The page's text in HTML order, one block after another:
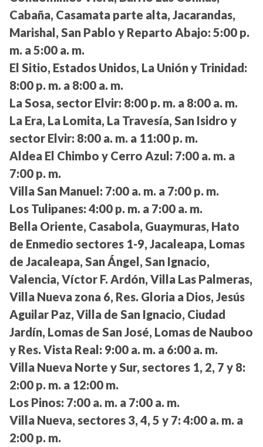
Cabaña, Casamata parte alta, Jacarandas,
Marishal, San Pablo y Reparto Abajo: 5:00 p.
m. a 5:00 a. m.
El Sitio, Estados Unidos, La Unión y Trinidad:
8:00 p. m. a 8:00 a. m.
La Sosa, sector Elvir: 8:00 p. m. a 8:00 a. m.
La Era, La Lomita, La Travesía, San Isidro y
sector Elvir: 8:00 a. m. a 11:00 p. m.
Aldea El Chimbo y Cerro Azul: 7:00 a. m. a
7:00 p. m.
Villa San Manuel: 7:00 a. m. a 7:00 p. m.
Los Tulipanes: 4:00 p. m. a 7:00 a. m.
Bella Oriente, Casabola, Guaymuras, Hato
de Enmedio sectores 1-9, Jacaleapa, Lomas
de Jacaleapa, San Ángel, San Ignacio,
Valencia, Víctor F. Ardón, Villa Las Palmeras,
Villa Nueva zona 6, Res. Gloria a Dios, Jesús
Aguilar Paz, Villa de San Ignacio, Ciudad
Jardín, Lomas de San José, Lomas de Nauboo
y Res. Vista Real: 9:00 a. m. a 6:00 a. m.
Villa Nueva Norte y Sur, sectores 1, 2, 7 y 8:
2:00 p. m. a 12:00 m.
Los Pinos: 7:00 a. m. a 7:00 a. m.
Villa Nueva, sectores 3, 4, 5 y 7: 4:00 a. m. a
2:00 p. m.